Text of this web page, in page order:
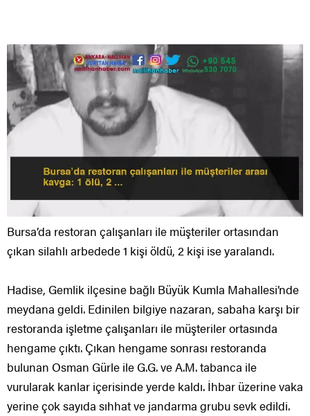
Bursa’da restoran çalışanları ile müşteriler ortasından
çıkan silahlı arbedede 1 kişi öldü, 2 kişi ise yaralandı.
Hadise, Gemlik ilçesine bağlı Büyük Kumla Mahallesi’nde
meydana geldi. Edinilen bilgiye nazaran, sabaha karşı bir
restoranda işletme çalışanları ile müşteriler ortasında
hengame çıktı. Çıkan hengame sonrası restoranda
bulunan Osman Gürle ile G.G. ve A.M. tabanca ile
vurularak kanlar içerisinde yerde kaldı. İhbar üzerine vaka
yerine çok sayıda sıhhat ve jandarma grubu sevk edildi.